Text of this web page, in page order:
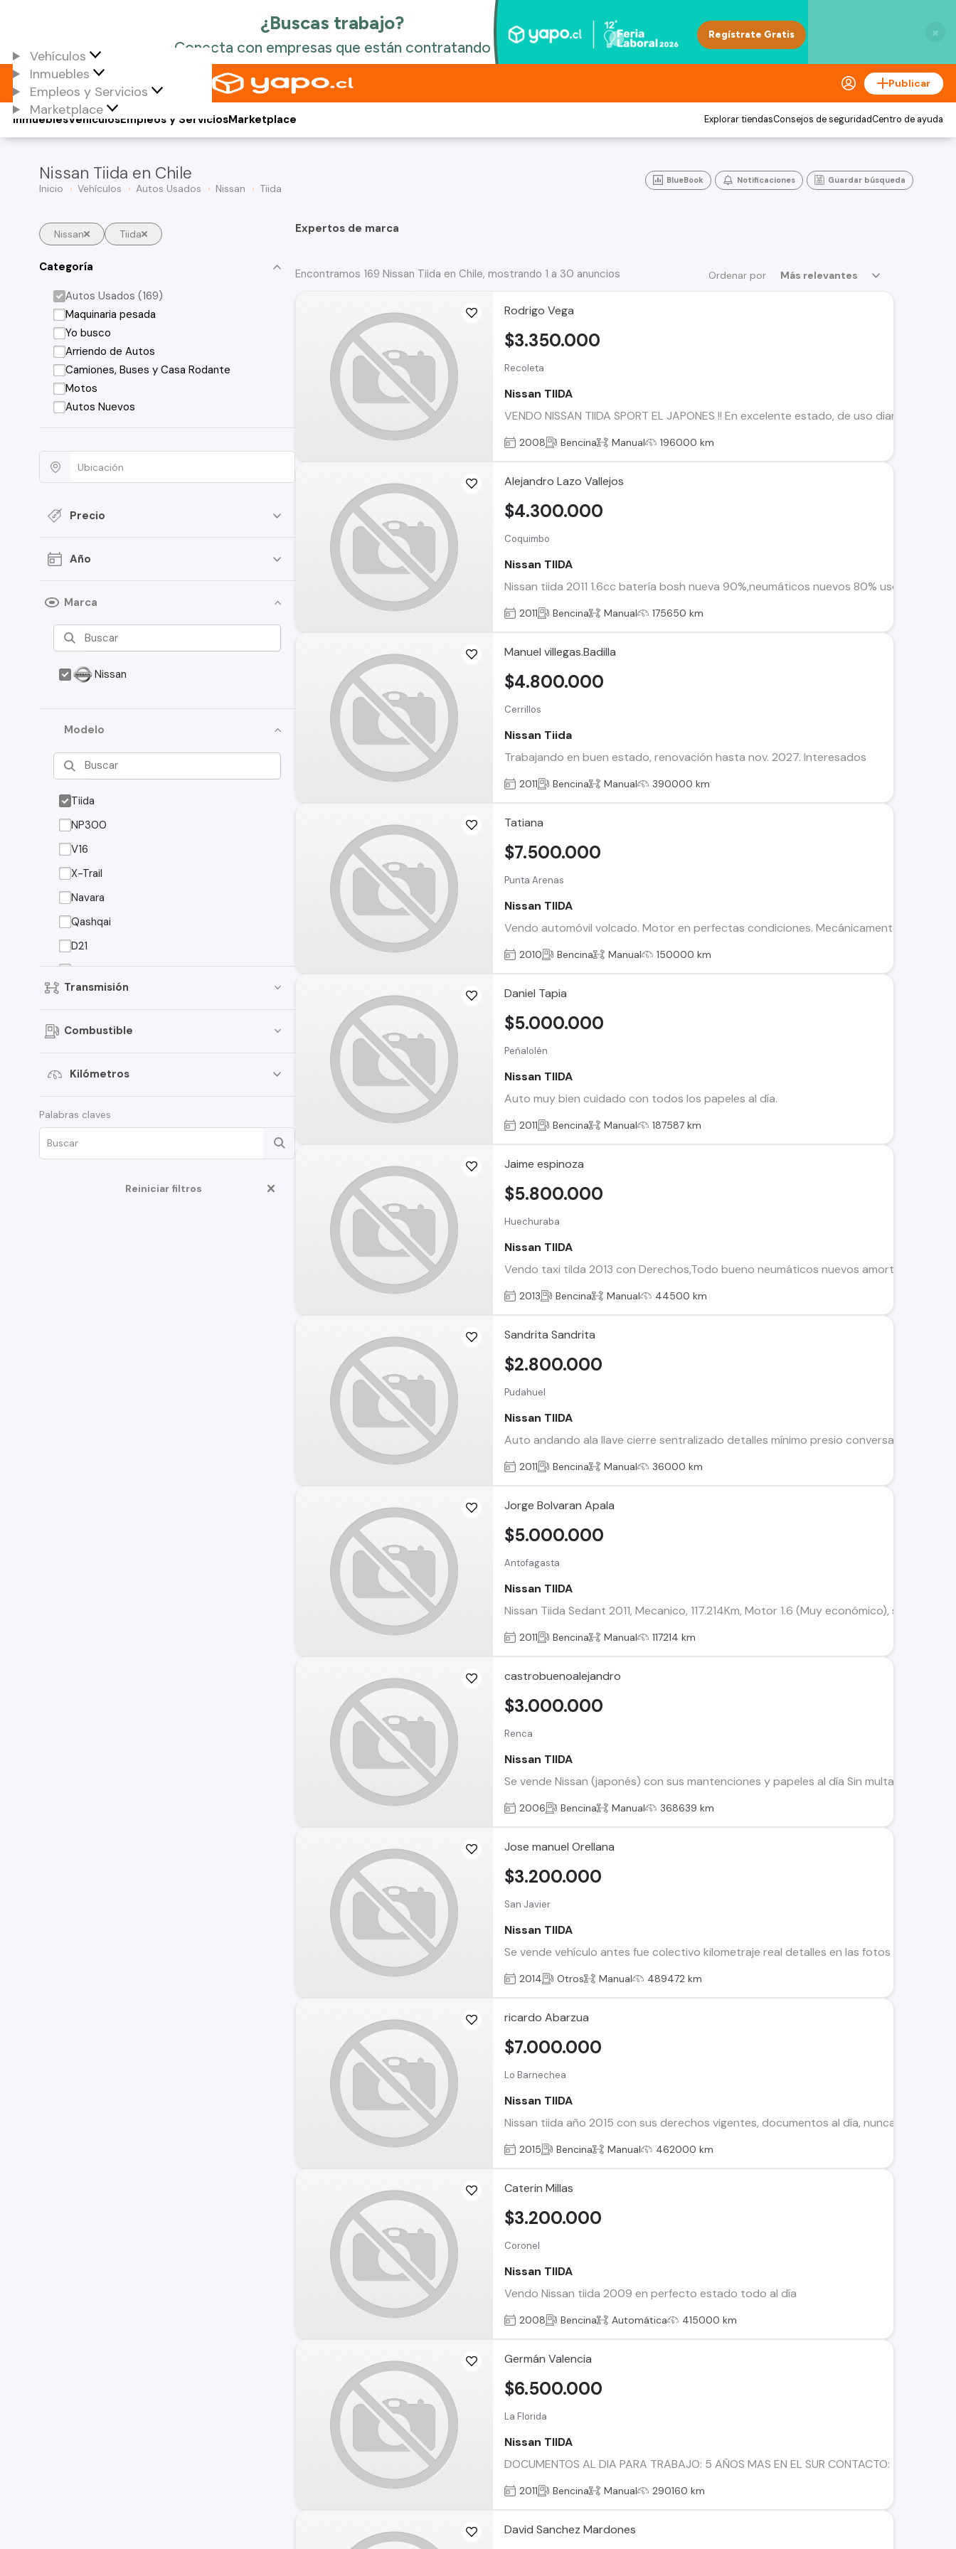
×
Vehículos
Inmuebles
Empleos y Servicios
Marketplace
Publicar
Vehículos
Inmuebles Empleos y ServiciosMarketplace Explorar tiendasConsejos de seguridadCentro de ayuda
Nissan Tiida en Chile
Inicio Vehículos Autos Usados Nissan Tiida
BlueBook Notificaciones Guardar búsqueda
Nissan Tiida
Categoría
Autos Usados (169)
Maquinaria pesada
Yo busco
Arriendo de Autos
Camiones, Buses y Casa Rodante
Motos
Autos Nuevos
Precio
Año
Marca
Nissan
Modelo
Tiida
NP300
V16
X-Trail
Navara
Qashqai
D21
Versa
Kicks
March
Murano
Note
ALTIMA
Transmisión
Combustible
Kilómetros
Palabras claves
Reiniciar filtros
Expertos de marca
Ordenar por Más relevantes
Encontramos 169 Nissan Tiida en Chile, mostrando 1 a 30 anuncios
Rodrigo Vega
Recoleta
Nissan TIIDA
VENDO NISSAN TIIDA SPORT EL JAPONES !! En excelente estado, de uso diario A
$3.350.000
2008 Bencina Manual 196000 km
Alejandro Lazo Vallejos
Coquimbo
Nissan TIIDA
Nissan tiida 2011 1.6cc batería bosh nueva 90%,neumáticos nuevos 80% uso,
$4.300.000
2011 Bencina Manual 175650 km
Manuel villegas.Badilla
Cerrillos
Nissan Tiida
Trabajando en buen estado, renovación hasta nov. 2027. Interesados
$4.800.000
2011 Bencina Manual 390000 km
Tatiana
Punta Arenas
Nissan TIIDA
Vendo automóvil volcado. Motor en perfectas condiciones. Mecánicamente impecable
$7.500.000
2010 Bencina Manual 150000 km
Daniel Tapia
Peñalolén
Nissan TIIDA
Auto muy bien cuidado con todos los papeles al día.
$5.000.000
2011 Bencina Manual 187587 km
Jaime espinoza
Huechuraba
Nissan TIIDA
Vendo taxi tilda 2013 con Derechos,Todo bueno neumáticos nuevos amortiguadores
$5.800.000
2013 Bencina Manual 44500 km
Sandrita Sandrita
Pudahuel
Nissan TIIDA
Auto andando ala llave cierre sentralizado detalles mínimo presio conversable al día
$2.800.000
2011 Bencina Manual 36000 km
Jorge Bolvaran Apala
Antofagasta
Nissan TIIDA
Nissan Tiida Sedant 2011, Mecanico, 117.214Km, Motor 1.6 (Muy económico), se
$5.000.000
2011 Bencina Manual 117214 km
castrobuenoalejandro
Renca
Nissan TIIDA
Se vende Nissan (japonés) con sus mantenciones y papeles al día Sin multas ni
$3.000.000
2006 Bencina Manual 368639 km
Jose manuel Orellana
San Javier
Nissan TIIDA
Se vende vehículo antes fue colectivo kilometraje real detalles en las fotos precio
$3.200.000
2014 Otros Manual 489472 km
ricardo Abarzua
Lo Barnechea
Nissan TIIDA
Nissan tiida año 2015 con sus derechos vigentes, documentos al día, nunca chocado,
$7.000.000
2015 Bencina Manual 462000 km
Caterin Millas
Coronel
Nissan TIIDA
Vendo Nissan tiida 2009 en perfecto estado todo al día
$3.200.000
2008 Bencina Automática 415000 km
Germán Valencia
La Florida
Nissan TIIDA
DOCUMENTOS AL DIA PARA TRABAJO: 5 AÑOS MAS EN EL SUR CONTACTO:
$6.500.000
2011 Bencina Manual 290160 km
David Sanchez Mardones